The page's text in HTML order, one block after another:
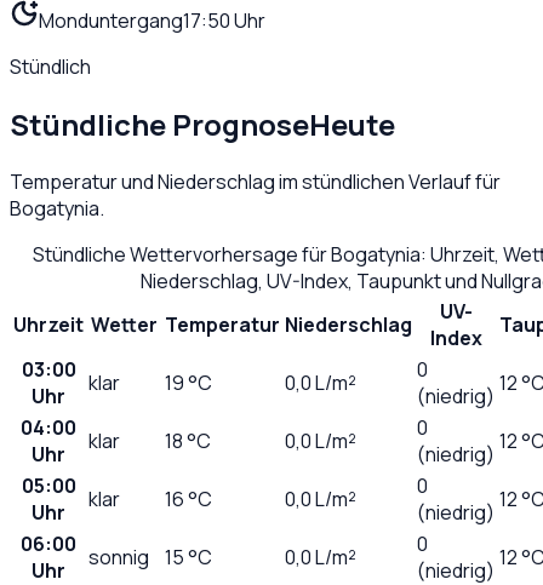
Monduntergang17:50 Uhr
Stündlich
Stündliche PrognoseHeute
Temperatur und Niederschlag im stündlichen Verlauf für
Bogatynia.
Stündliche Wettervorhersage fürBogatynia: Uhrzeit,
Niederschlag, UV-Index, Taupunkt und
Uhrzeit Wetter Temperatur Niederschlag
UV-
Index
03:00
Uhr
klar 19°C 0,0L/m²
0
(niedrig) 12
04:00
Uhr
klar 18°C 0,0L/m²
0
(niedrig) 12
05:00
Uhr
klar 16°C 0,0L/m²
0
(niedrig) 12
06:00
Uhr
sonnig 15°C 0,0L/m²
0
(niedrig) 12